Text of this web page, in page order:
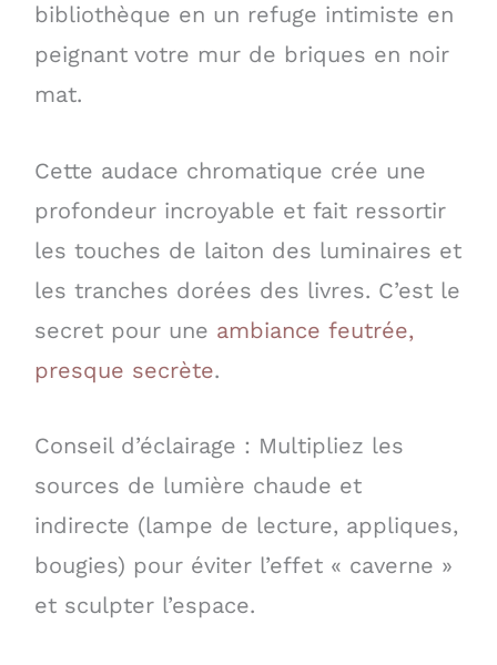
bibliothèque en un refuge intimiste en
peignant votre mur de briques en noir
mat.
Cette audace chromatique crée une
profondeur incroyable et fait ressortir
les touches de laiton des luminaires et
les tranches dorées des livres. C’est le
secret pour une ambiance feutrée,
presque secrète.
Conseil d’éclairage : Multipliez les
sources de lumière chaude et
indirecte (lampe de lecture, appliques,
bougies) pour éviter l’effet « caverne »
et sculpter l’espace.